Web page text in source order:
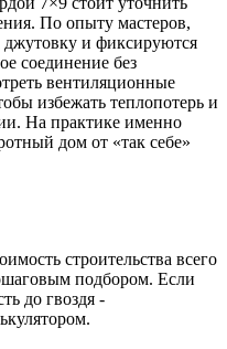
По опыту мастеров,
и фиксируются
соединение без
вентиляционные
избежать теплопотерь и
На практике именно
дом от «так себе»
строительства всего
подбором. Если
до гвоздя -